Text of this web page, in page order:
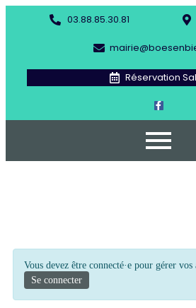
03.88.85.30.81
Réservation
Vous devez être connecté·e pour gérer vos
Se connecter